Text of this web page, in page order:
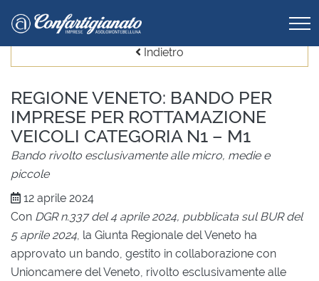
Indietro
REGIONE VENETO: BANDO PER
IMPRESE PER ROTTAMAZIONE
VEICOLI CATEGORIA N1 – M1
Bando rivolto esclusivamente alle micro, medie e
piccole
12 aprile 2024
Con DGR n.337 del 4 aprile 2024, pubblicata sul BUR del
5 aprile 2024, la Giunta Regionale del Veneto ha
approvato un bando, gestito in collaborazione con
Unioncamere del Veneto, rivolto esclusivamente alle